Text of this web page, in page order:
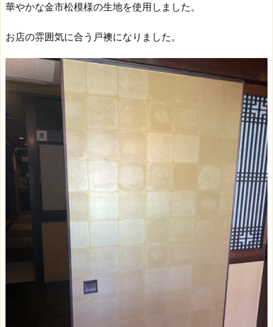
華やかな金市松模様の生地を使用しました。
お店の雰囲気に合う戸襖になりました。